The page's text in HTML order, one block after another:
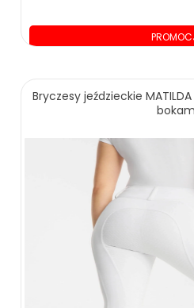
199.00 zł
ZOBACZ
Bryczesy jeździeckie